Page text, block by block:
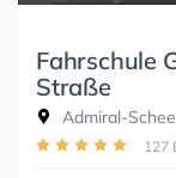
Fahrschule
Straße
Admiral-
127